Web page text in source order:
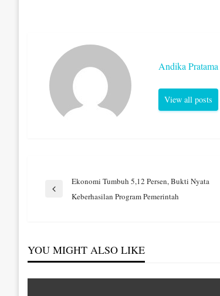
Andika Pratama
View all posts
Navigasi
Previous
Ekonomi Tumbuh 5,12 Persen, Bukti Nyata
Keberhasilan Program Pemerintah
YOU MIGHT ALSO LIKE